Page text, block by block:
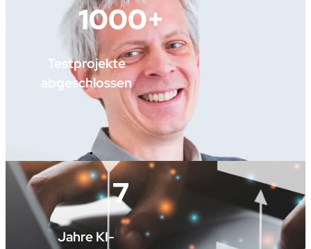
1000+
Testprojekte
abgeschlossen
7
Jahre KI-